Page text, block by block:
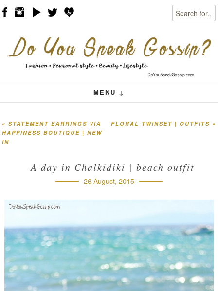
Search
MENU ↓
Menu
Skip to content
Post navigation
FLORAL TWINSET | OUTFITS »
« STATEMENT EARRINGS VIA
HAPPINESS BOUTIQUE | NEW
IN
A day in Chalkidiki | beach outfit
26 August, 2015